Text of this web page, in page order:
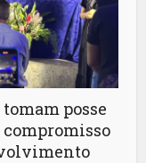
posse